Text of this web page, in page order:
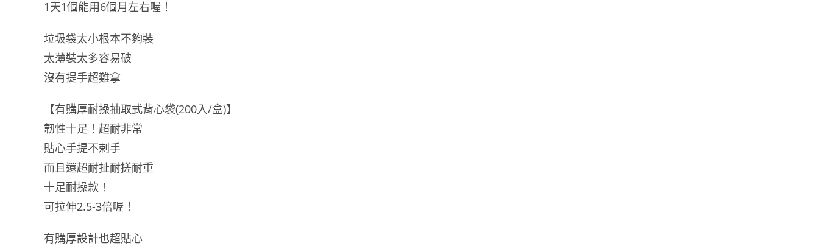
1天1個能用6個月左右喔！
垃圾袋太小根本不夠裝
太薄裝太多容易破
沒有提手超難拿
【有購厚耐操抽取式背心袋(200入/盒)】
韌性十足！超耐非常
貼心手提不剌手
而且還超耐扯耐搓耐重
十足耐操款！
可拉伸2.5-3倍喔！
有購厚設計也超貼心